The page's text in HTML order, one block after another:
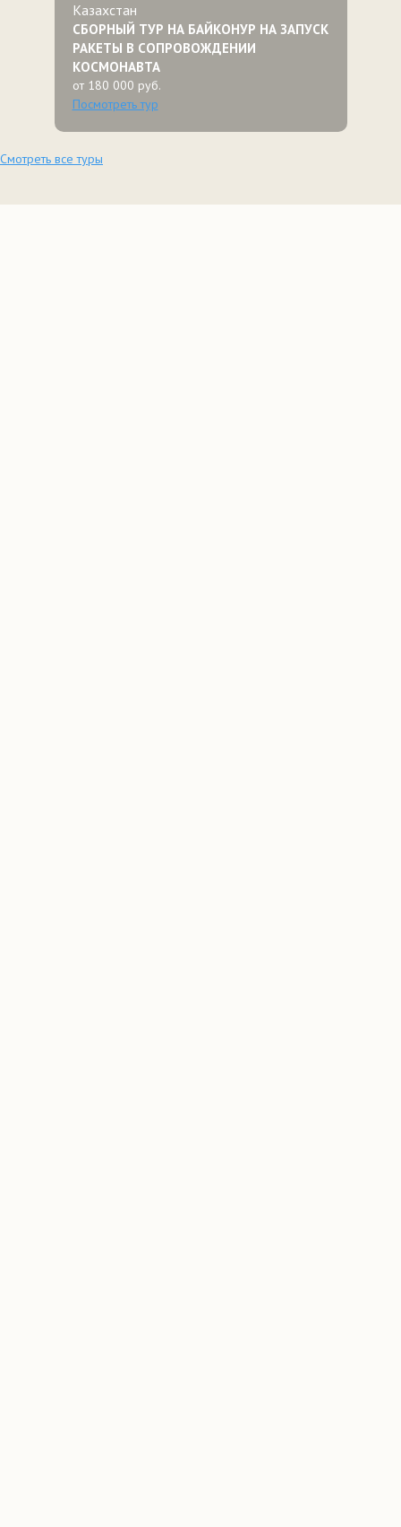
Казахстан
СБОРНЫЙ ТУР НА БАЙКОНУР НА ЗАПУСК
РАКЕТЫ В СОПРОВОЖДЕНИИ
КОСМОНАВТА
от 180 000 руб.
Посмотреть тур
Смотреть все туры